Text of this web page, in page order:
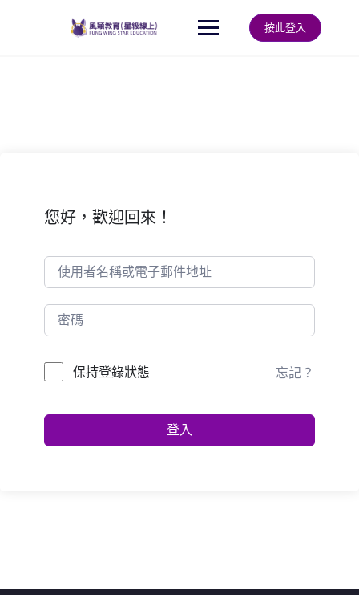
按此登入
您好，歡迎回來！
保持登錄狀態 忘記？
登入